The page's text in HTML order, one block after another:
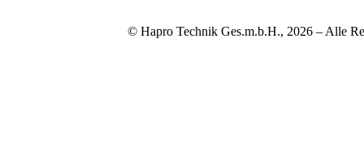
© Hapro Technik Ges.m.b.H., 2026 – Alle